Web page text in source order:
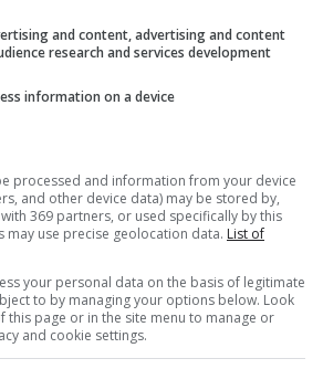
and content, advertising and content
research and services development
information on a device
processed and information from your device
and other device data) may be stored by,
369 partners, or used specifically by this
may use precise geolocation data. List of
your personal data on the basis of legitimate
to by managing your options below. Look
page or in the site menu to manage or
and cookie settings.